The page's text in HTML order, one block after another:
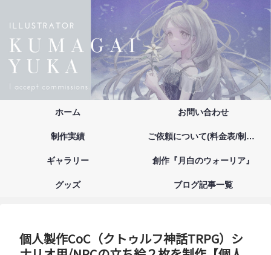
ホーム お問い合わせ
制作実績 ご依頼について(料金表/制作の流れ/注意事項/お支払い方法)
ギャラリー 創作『月白のウォーリア』
グッズ ブログ記事一覧
個人製作CoC（クトゥルフ神話TRPG）シ